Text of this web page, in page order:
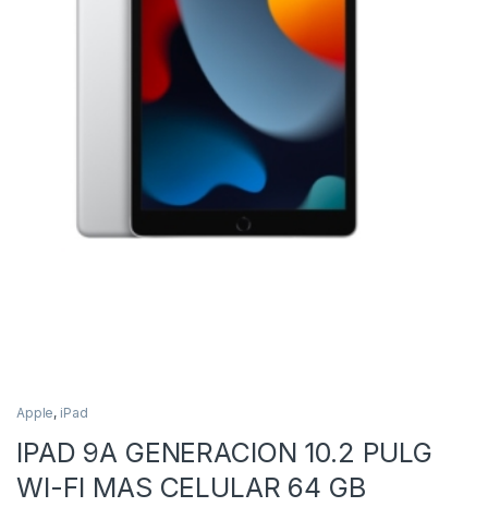
Apple, iPad
IPAD 9A GENERACION 10.2 PULG
WI-FI MAS CELULAR 64 GB